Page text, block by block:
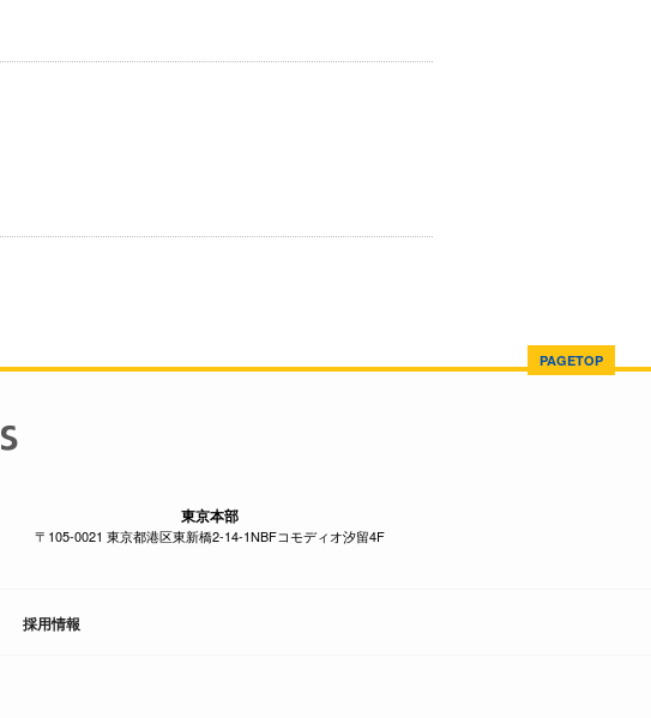
PAGETOP
東京本部
〒105-0021 東京都港区東新橋2-14-1NBFコモディオ汐留4F
採用情報